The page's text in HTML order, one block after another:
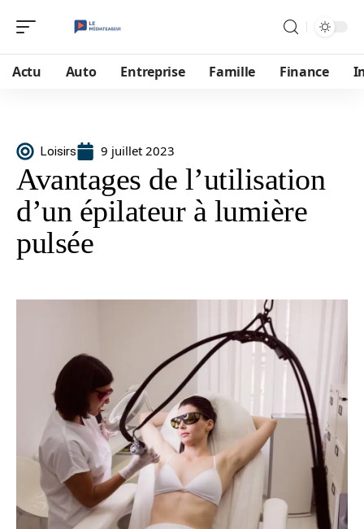
Actu Auto Entreprise Famille Finance
Loisirs 9 juillet 2023
Avantages de l’utilisation
d’un épilateur à lumière
pulsée